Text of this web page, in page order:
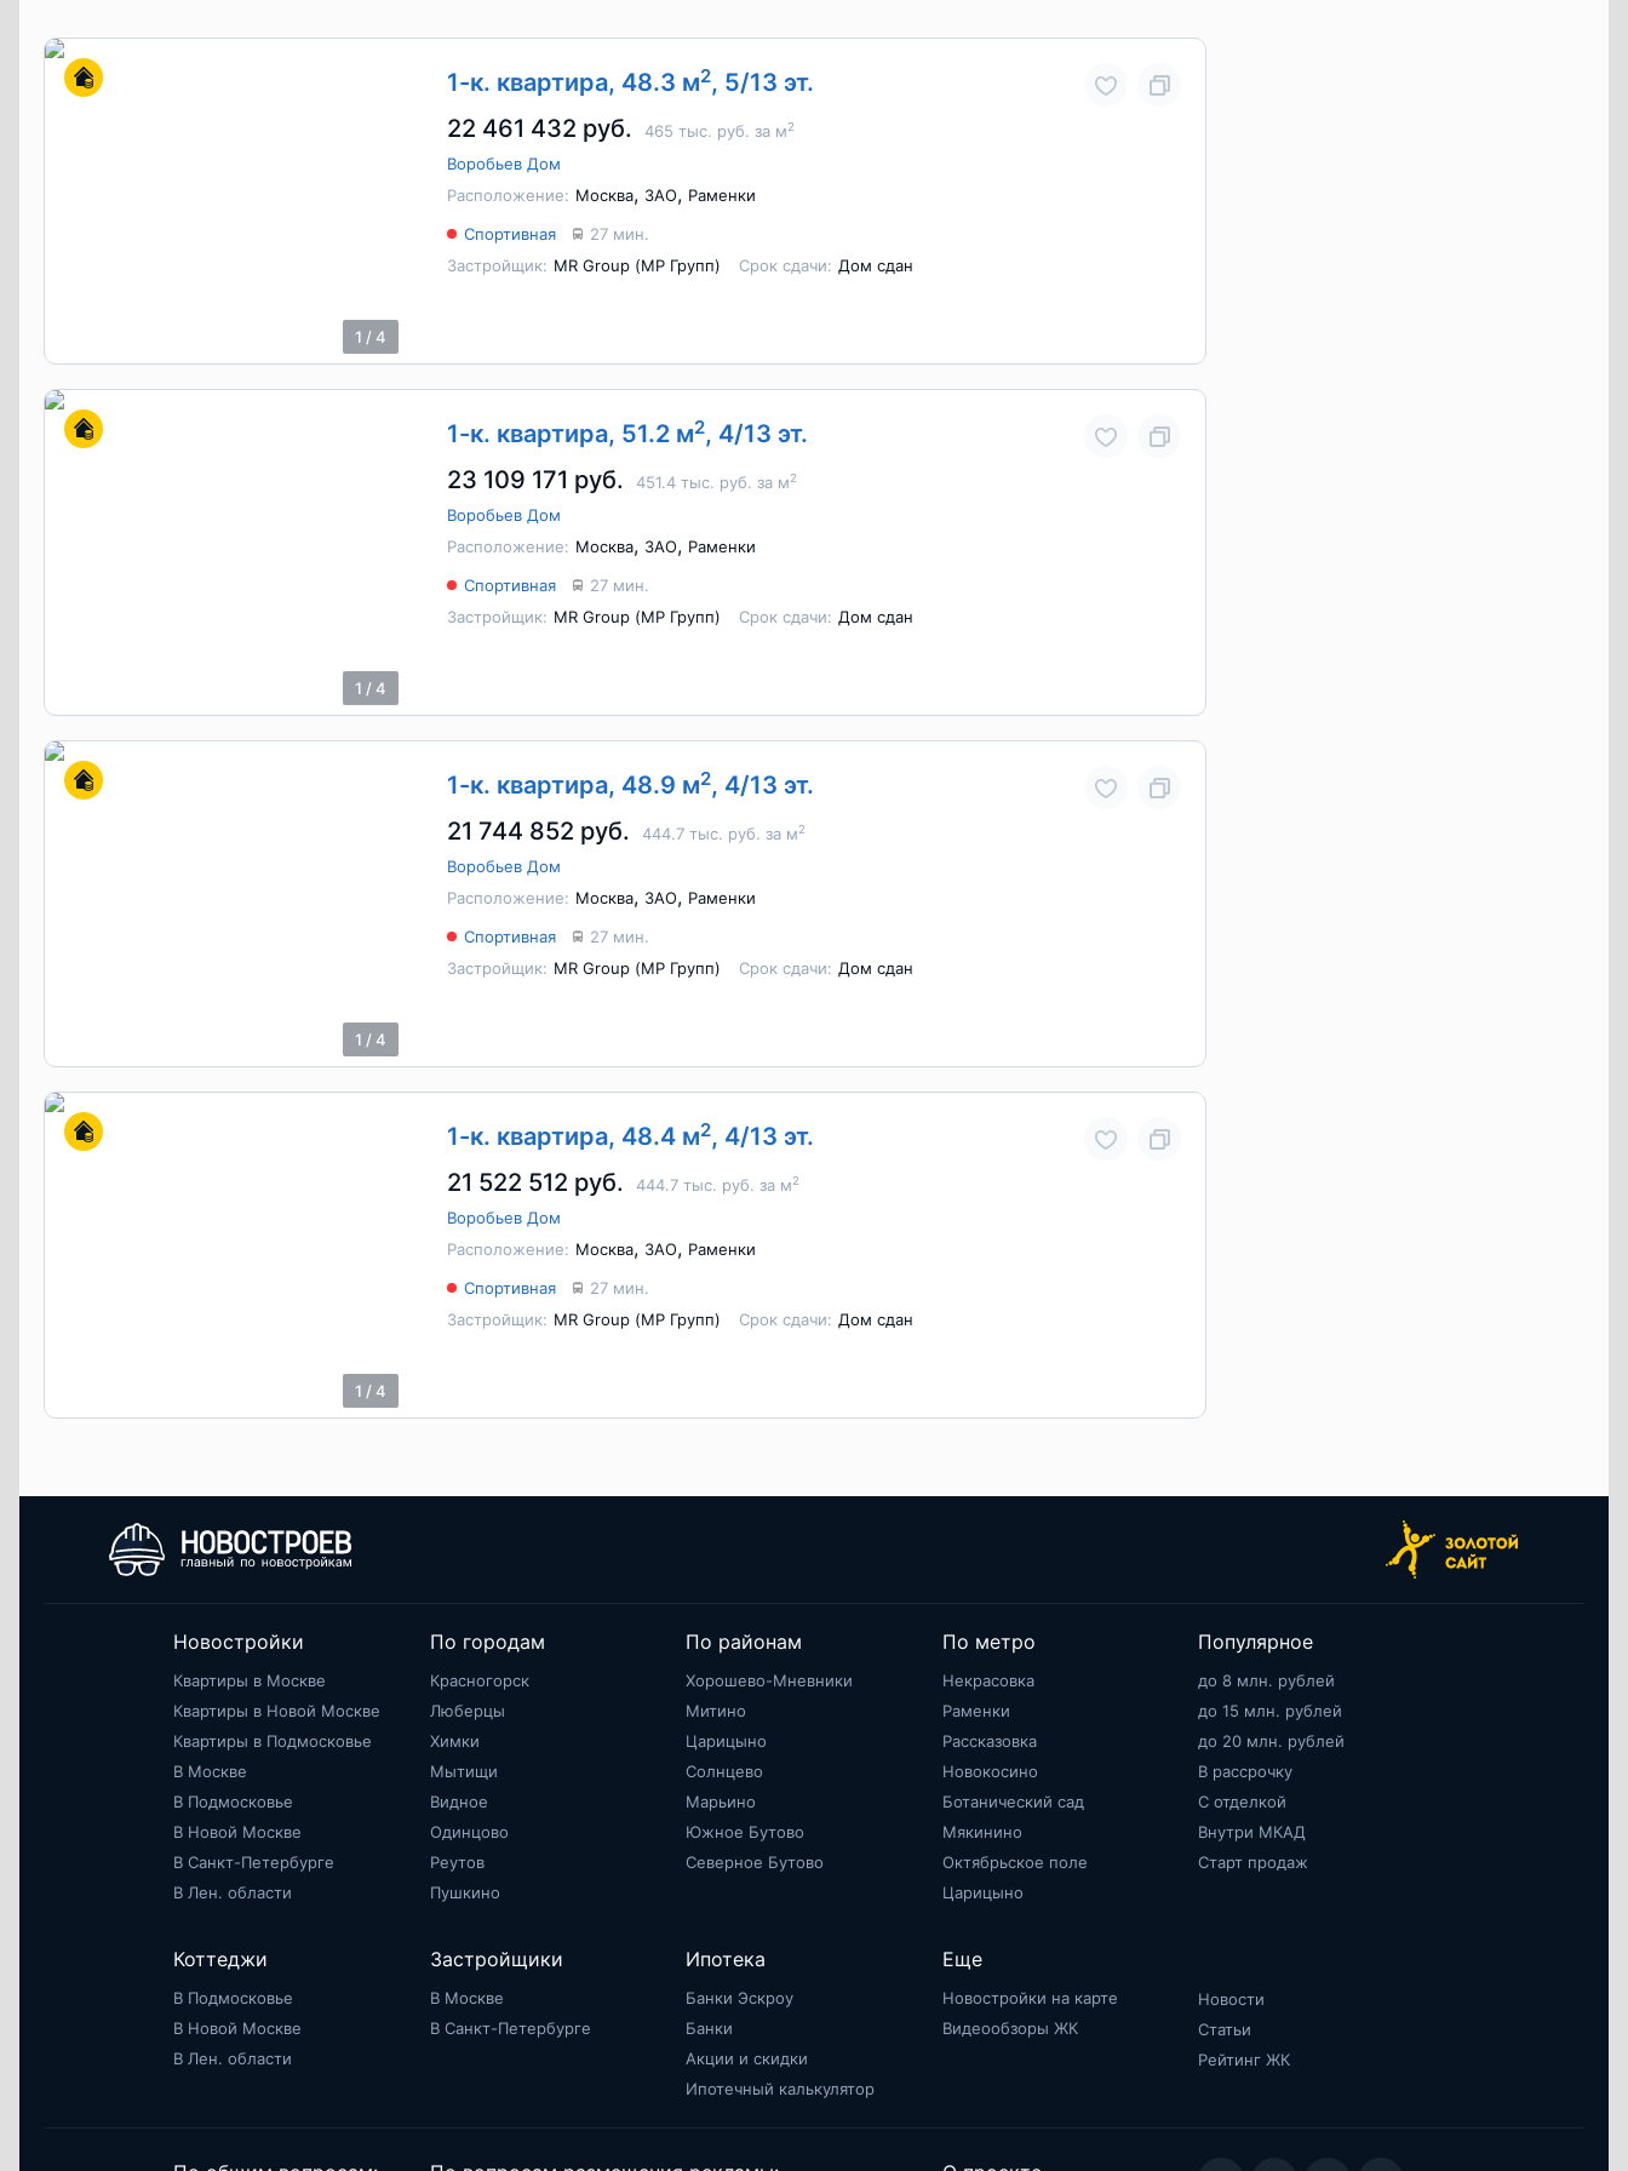
1 /4
1-к. квартира, 48.3 м2, 5/13 эт.
22 461 432 руб.
465 тыс. руб. за м2
Воробьев Дом
Расположение: Москва, ЗАО, Раменки
Спортивная
27 мин.
Застройщик: MR Group (МР Групп) Срок сдачи: Дом сдан
1 /4
1-к. квартира, 51.2 м2, 4/13 эт.
23 109 171 руб.
451.4 тыс. руб. за м2
Воробьев Дом
Расположение: Москва, ЗАО, Раменки
Спортивная
27 мин.
Застройщик: MR Group (МР Групп) Срок сдачи: Дом сдан
1 /4
1-к. квартира, 48.9 м2, 4/13 эт.
21 744 852 руб.
444.7 тыс. руб. за м2
Воробьев Дом
Расположение: Москва, ЗАО, Раменки
Спортивная
27 мин.
Застройщик: MR Group (МР Групп) Срок сдачи: Дом сдан
1 /4
1-к. квартира, 48.4 м2, 4/13 эт.
21 522 512 руб.
444.7 тыс. руб. за м2
Воробьев Дом
Расположение: Москва, ЗАО, Раменки
Спортивная
27 мин.
Застройщик: MR Group (МР Групп) Срок сдачи: Дом сдан
Новостройки
Квартиры в Москве
Квартиры в Новой Москве
Квартиры в Подмосковье
В Москве
В Подмосковье
В Новой Москве
В Санкт-Петербурге
В Лен. области
По городам
Красногорск
Люберцы
Химки
Мытищи
Видное
Одинцово
Реутов
Пушкино
По районам
Хорошево-Мневники
Митино
Царицыно
Солнцево
Марьино
Южное Бутово
Северное Бутово
По метро
Некрасовка
Раменки
Рассказовка
Новокосино
Ботанический сад
Мякинино
Октябрьское поле
Царицыно
Популярное
до 8 млн. рублей
до 15 млн. рублей
до 20 млн. рублей
В рассрочку
С отделкой
Внутри МКАД
Старт продаж
Коттеджи
В Подмосковье
В Новой Москве
В Лен. области
Застройщики
В Москве
В Санкт-Петербурге
Ипотека
Банки Эскроу
Банки
Акции и скидки
Ипотечный калькулятор
Еще
Новостройки на карте
Видеообзоры ЖК
Новости
Статьи
Рейтинг ЖК